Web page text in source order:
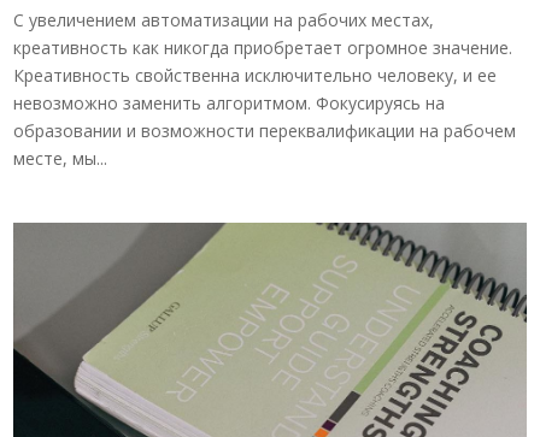
С увеличением автоматизации на рабочих местах,
креативность как никогда приобретает огромное значение.
Креативность свойственна исключительно человеку, и ее
невозможно заменить алгоритмом. Фокусируясь на
образовании и возможности переквалификации на рабочем
месте, мы...